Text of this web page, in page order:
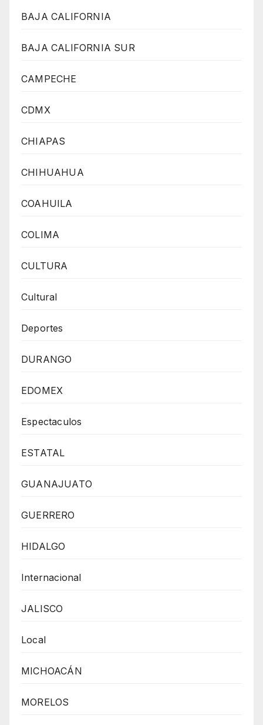
BAJA CALIFORNIA
BAJA CALIFORNIA SUR
CAMPECHE
CDMX
CHIAPAS
CHIHUAHUA
COAHUILA
COLIMA
CULTURA
Cultural
Deportes
DURANGO
EDOMEX
Espectaculos
ESTATAL
GUANAJUATO
GUERRERO
HIDALGO
Internacional
JALISCO
Local
MICHOACÁN
MORELOS